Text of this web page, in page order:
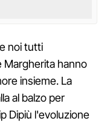
noi tutti
Margherita hanno
insieme. La
al balzo per
Dipiù l'evoluzione